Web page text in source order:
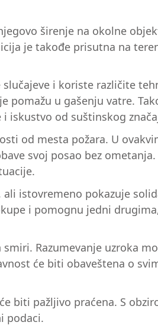
širenje na okolne
je takođe prisutna na
i koriste različite
u gašenju vatre.
iskustvo od suštinskog
od mesta požara. U
svoj posao bez
istovremeno pokazuje
i pomognu jedni
Razumevanje uzroka
će biti obaveštena o
biti pažljivo praćena. S
podaci.